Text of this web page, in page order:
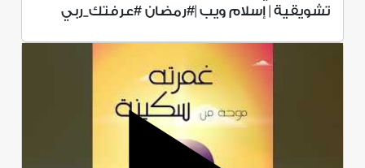
تشويقية | إسلام ويب |#رمضان #عرفتك_ربي